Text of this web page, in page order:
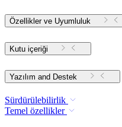
Özellikler ve Uyumluluk
Kutu içeriği
Yazılım and Destek
Sürdürülebilirlik
Temel özellikler